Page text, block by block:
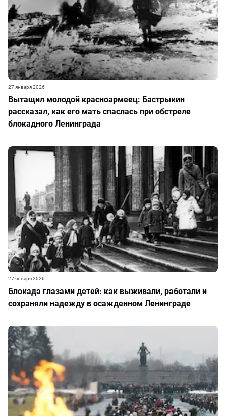
Вытащил молодой красноармеец: Бастрыкин
рассказал, как его мать спаслась при обстреле
блокадного Ленинграда
27 января 2026
Блокада глазами детей: как выживали, работали и
сохраняли надежду в осажденном Ленинграде
27 января 2026